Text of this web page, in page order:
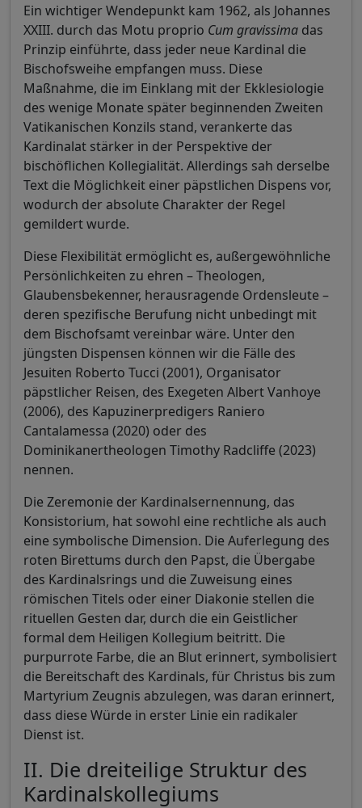
Ein wichtiger Wendepunkt kam 1962, als Johannes
XXIII. durch das Motu proprio Cum gravissima das
Prinzip einführte, dass jeder neue Kardinal die
Bischofsweihe empfangen muss. Diese
Maßnahme, die im Einklang mit der Ekklesiologie
des wenige Monate später beginnenden Zweiten
Vatikanischen Konzils stand, verankerte das
Kardinalat stärker in der Perspektive der
bischöflichen Kollegialität. Allerdings sah derselbe
Text die Möglichkeit einer päpstlichen Dispens vor,
wodurch der absolute Charakter der Regel
gemildert wurde.
Diese Flexibilität ermöglicht es, außergewöhnliche
Persönlichkeiten zu ehren – Theologen,
Glaubensbekenner, herausragende Ordensleute –
deren spezifische Berufung nicht unbedingt mit
dem Bischofsamt vereinbar wäre. Unter den
jüngsten Dispensen können wir die Fälle des
Jesuiten Roberto Tucci (2001), Organisator
päpstlicher Reisen, des Exegeten Albert Vanhoye
(2006), des Kapuzinerpredigers Raniero
Cantalamessa (2020) oder des
Dominikanertheologen Timothy Radcliffe (2023)
nennen.
Die Zeremonie der Kardinalsernennung, das
Konsistorium, hat sowohl eine rechtliche als auch
eine symbolische Dimension. Die Auferlegung des
roten Birettums durch den Papst, die Übergabe
des Kardinalsrings und die Zuweisung eines
römischen Titels oder einer Diakonie stellen die
rituellen Gesten dar, durch die ein Geistlicher
formal dem Heiligen Kollegium beitritt. Die
purpurrote Farbe, die an Blut erinnert, symbolisiert
die Bereitschaft des Kardinals, für Christus bis zum
Martyrium Zeugnis abzulegen, was daran erinnert,
dass diese Würde in erster Linie ein radikaler
Dienst ist.
II. Die dreiteilige Struktur des
Kardinalskollegiums